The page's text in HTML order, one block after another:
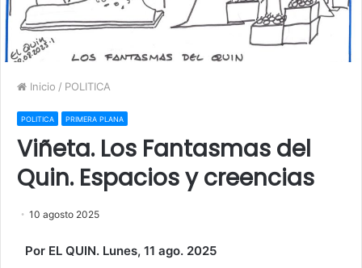
Inicio / POLITICA
POLITICA PRIMERA PLANA
Viñeta. Los Fantasmas del
Quin. Espacios y creencias
10 agosto 2025
Por EL QUIN. Lunes, 11 ago. 2025